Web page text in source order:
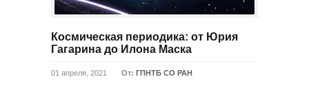
Космическая периодика: от Юрия
Гагарина до Илона Маска
01 апреля, 2021 От: ГПНТБ СО РАН